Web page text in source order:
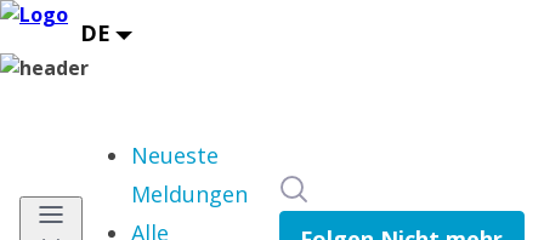
Neueste
Meldungen
Alle